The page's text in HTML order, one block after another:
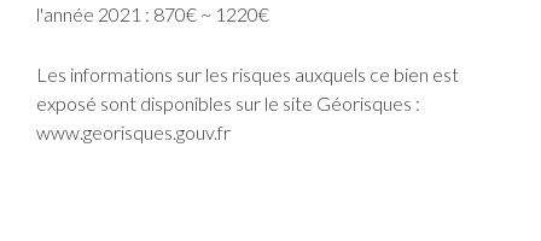
l'année 2021 : 870€ ~ 1220€
Les informations sur les risques auxquels ce bien est
exposé sont disponibles sur le site Géorisques :
www.georisques.gouv.fr